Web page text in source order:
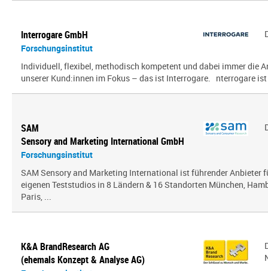
Interrogare GmbH
Forschungsinstitut
Individuell, flexibel, methodisch kompetent und dabei immer die
unserer Kund:innen im Fokus – das ist Interrogare. nterrogare
SAM
Sensory and Marketing International GmbH
Forschungsinstitut
SAM Sensory and Marketing International ist führender Anbieter
eigenen Teststudios in 8 Ländern & 16 Standorten München,
Paris, ...
K&A BrandResearch AG
(ehemals Konzept & Analyse AG)